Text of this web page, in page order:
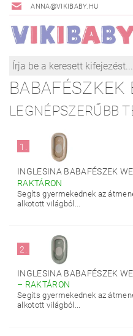
ANNA@VIKIBABY.HU
BABAFÉSZKEK
LEGNÉPSZERŰBB
1.
INGLESINA BABAFÉSZEK
RAKTÁRON
Segíts gyermekednek az
alkotott világból...
2.
INGLESINA BABAFÉSZEK
– RAKTÁRON
Segíts gyermekednek az
alkotott világból...